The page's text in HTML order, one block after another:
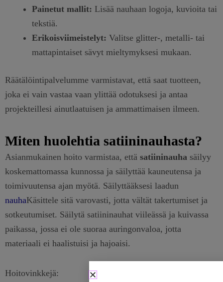
Painetut mallit: Lisää nauhaan logoja, kuvioita tai
tekstiä.
Erikoisviimeistelyt: Valitse glitter-, metalli- tai
mattapintaiset sävyt mieltymyksesi mukaan.
Räätälöintipalvelumme varmistavat, että saat tuotteen,
joka ei vain vastaa vaan ylittää odotuksesi ja antaa
projekteillesi ainutlaatuisen ja ammattimaisen ilmeen.
Miten huolehtia satiininauhasta?
Asianmukainen hoito varmistaa, että satiininauha säilyy
koskemattomassa kunnossa ja säilyttää kauneutensa ja
toimivuutensa ajan myötä. Säilyttääksesi laadun
nauhaKäsittele sitä varovasti, jotta vältät takertumiset ja
sotkeutumiset. Säilytä satiininauhat viileässä ja kuivassa
paikassa, jossa ei ole suoraa auringonvaloa, jotta
materiaali ei haalistuisi ja hajoaisi.
Hoitovinkkejä: